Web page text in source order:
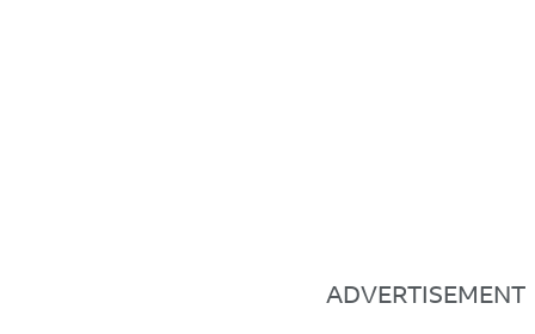
ADVERTISEMENT